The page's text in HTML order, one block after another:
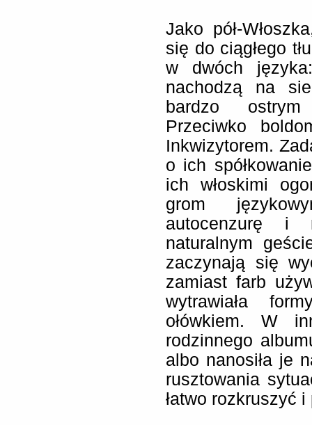
Jako pół-
się do ciągłego
w dwóch
nachodzą na
bardzo ostrym
Przeciwko
Inkwizytorem.
o ich
ich włoskimi
grom
autocenzurę i
naturalnym
zaczynają się
zamiast farb
wytrawiała
ołówkiem. W
rodzinnego
albo nanosiła je
rusztowania
łatwo rozkruszyć i